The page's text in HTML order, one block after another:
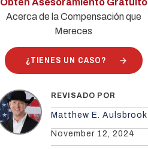
Obtén Asesoramiento Gratuito
Acerca de la Compensación que
Mereces
¿TIENES UN CASO?
REVISADO POR
Matthew E. Aulsbrook
November 12, 2024